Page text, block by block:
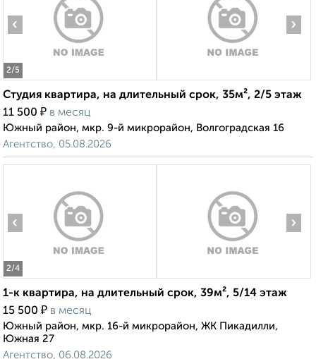
2/5
‹ ›
Студия квартира, на длительный срок, 35м², 2/5 этаж
11 500 ₽ в месяц
Южный район, мкр. 9-й микрорайон, Волгоградская 16
Агентство, 05.08.2026
2/4
‹ ›
1-к квартира, на длительный срок, 39м², 5/14 этаж
15 500 ₽ в месяц
Южный район, мкр. 16-й микрорайон, ЖК Пикадилли,
Южная 27
Агентство, 06.08.2026